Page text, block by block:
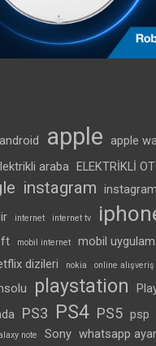
android apple apple
araba ELEKTRİKLİ
instagram
internet internet tv
mobil internet mobil
dizileri nokia online alışveriş
playstation
PS3 PS4 PS5 psp
note Sony whatsapp